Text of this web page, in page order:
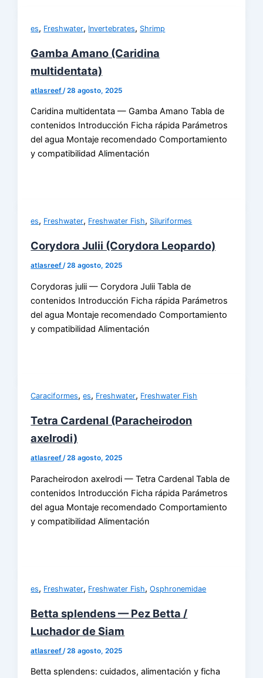
es, Freshwater, Invertebrates, Shrimp
Gamba Amano (Caridina
multidentata)
atlasreef /28 agosto, 2025
Caridina multidentata — Gamba Amano Tabla de
contenidos Introducción Ficha rápida Parámetros
del agua Montaje recomendado Comportamiento
y compatibilidad Alimentación
es, Freshwater, Freshwater Fish, Siluriformes
Corydora Julii (Corydora Leopardo)
atlasreef/28 agosto, 2025
Corydoras julii — Corydora Julii Tabla de
contenidos Introducción Ficha rápida Parámetros
del agua Montaje recomendado Comportamiento
y compatibilidad Alimentación
Caraciformes,es, Freshwater, Freshwater Fish
Tetra Cardenal (Paracheirodon
axelrodi)
atlasreef/28 agosto, 2025
Paracheirodon axelrodi — Tetra Cardenal Tabla de
contenidos Introducción Ficha rápida Parámetros
del agua Montaje recomendado Comportamiento
y compatibilidad Alimentación
es, Freshwater, Freshwater Fish,Osphronemidae
Betta splendens — Pez Betta /
Luchador de Siam
atlasreef /28 agosto, 2025
Betta splendens: cuidados, alimentación y ficha